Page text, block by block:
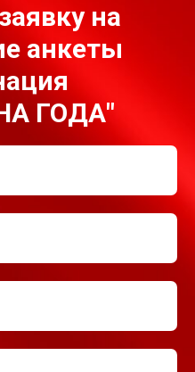
на
анкеты
ГОДА"